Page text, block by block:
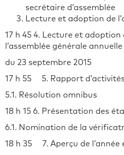
secrétaire d’assemblée
Lecture et adoption de
17 h 45 4. Lecture et
l’assemblée générale annuelle
du 23 septembre 2015
17 h 55 5. Rapport d’activités
5.1. Résolution omnibus
18 h 15 6. Présentation des
6.1. Nomination de la
18 h 35 7. Aperçu de l’année